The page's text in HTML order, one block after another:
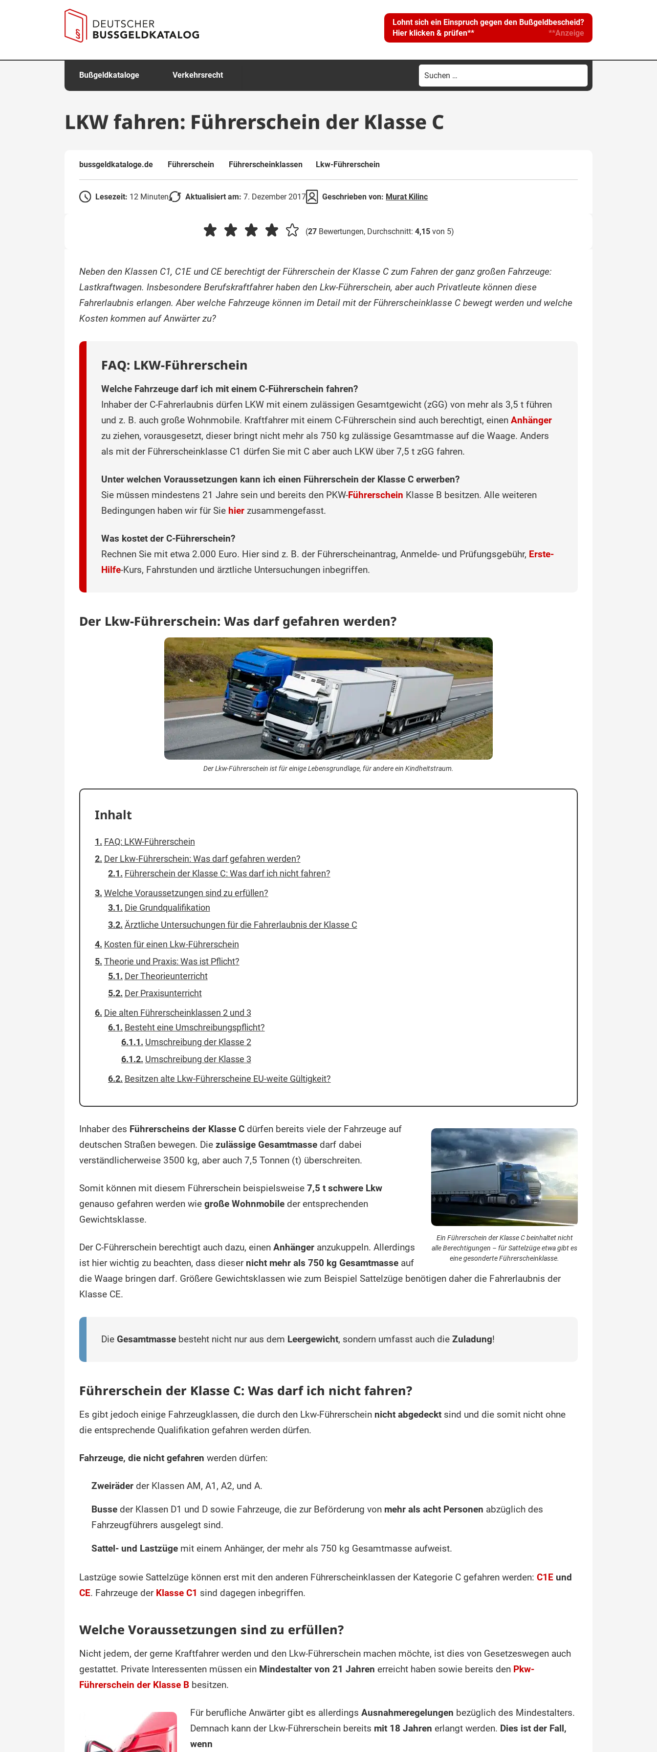
Lohnt sich ein Einspruch gegen den Bußgeldbescheid?
Hier klicken & prüfen**
**Anzeige
Bußgeldkataloge Verkehrsrecht
Suchen
nach:
LKW fahren: Führerschein der Klasse C
bussgeldkataloge.de Führerschein Führerscheinklassen Lkw-Führerschein
Lesezeit: 12 Minuten Aktualisiert am: 7. Dezember 2017 Geschrieben von: Murat Kilinc
(27 Bewertungen, Durchschnitt: 4,15 von 5)
Neben den Klassen C1, C1E und CE berechtigt der Führerschein der Klasse C zum Fahren der ganz großen Fahrzeuge:
Lastkraftwagen. Insbesondere Berufskraftfahrer haben den Lkw-Führerschein, aber auch Privatleute können diese
Fahrerlaubnis erlangen. Aber welche Fahrzeuge können im Detail mit der Führerscheinklasse C bewegt werden und welche
Kosten kommen auf Anwärter zu?
FAQ: LKW-Führerschein
Welche Fahrzeuge darf ich mit einem C-Führerschein fahren?
Inhaber der C-Fahrerlaubnis dürfen LKW mit einem zulässigen Gesamtgewicht (zGG) von mehr als 3,5 t führen
und z. B. auch große Wohnmobile. Kraftfahrer mit einem C-Führerschein sind auch berechtigt, einen Anhänger
zu ziehen, vorausgesetzt, dieser bringt nicht mehr als 750 kg zulässige Gesamtmasse auf die Waage. Anders
als mit der Führerscheinklasse C1 dürfen Sie mit C aber auch LKW über 7,5 t zGG fahren.
Unter welchen Voraussetzungen kann ich einen Führerschein der Klasse C erwerben?
Sie müssen mindestens 21 Jahre sein und bereits den PKW-Führerschein Klasse B besitzen. Alle weiteren
Bedingungen haben wir für Sie hier zusammengefasst.
Was kostet der C-Führerschein?
Rechnen Sie mit etwa 2.000 Euro. Hier sind z. B. der Führerscheinantrag, Anmelde- und Prüfungsgebühr, Erste-
Hilfe-Kurs, Fahrstunden und ärztliche Untersuchungen inbegriffen.
Der Lkw-Führerschein: Was darf gefahren werden?
Der Lkw-Führerschein ist für einige Lebensgrundlage, für andere ein Kindheitstraum.
Inhalt
FAQ: LKW-Führerschein
Der Lkw-Führerschein: Was darf gefahren werden?
Führerschein der Klasse C: Was darf ich nicht fahren?
Welche Voraussetzungen sind zu erfüllen?
Die Grundqualifikation
Ärztliche Untersuchungen für die Fahrerlaubnis der Klasse C
Kosten für einen Lkw-Führerschein
Theorie und Praxis: Was ist Pflicht?
Der Theorieunterricht
Der Praxisunterricht
Die alten Führerscheinklassen 2 und 3
Besteht eine Umschreibungspflicht?
Umschreibung der Klasse 2
Umschreibung der Klasse 3
Besitzen alte Lkw-Führerscheine EU-weite Gültigkeit?
Ein Führerschein der Klasse C beinhaltet nicht
alle Berechtigungen – für Sattelzüge etwa gibt es
eine gesonderte Führerscheinklasse.
Inhaber des Führerscheins der Klasse C dürfen bereits viele der Fahrzeuge auf
deutschen Straßen bewegen. Die zulässige Gesamtmasse darf dabei
verständlicherweise 3500 kg, aber auch 7,5 Tonnen (t) überschreiten.
Somit können mit diesem Führerschein beispielsweise 7,5 t schwere Lkw
genauso gefahren werden wie große Wohnmobile der entsprechenden
Gewichtsklasse.
Der C-Führerschein berechtigt auch dazu, einen Anhänger anzukuppeln. Allerdings
ist hier wichtig zu beachten, dass dieser nicht mehr als 750 kg Gesamtmasse auf
die Waage bringen darf. Größere Gewichtsklassen wie zum Beispiel Sattelzüge benötigen daher die Fahrerlaubnis der
Klasse CE.
Die Gesamtmasse besteht nicht nur aus dem Leergewicht, sondern umfasst auch die Zuladung!
Führerschein der Klasse C: Was darf ich nicht fahren?
Es gibt jedoch einige Fahrzeugklassen, die durch den Lkw-Führerschein nicht abgedeckt sind und die somit nicht ohne
die entsprechende Qualifikation gefahren werden dürfen.
Fahrzeuge, die nicht gefahren werden dürfen:
Zweiräder der Klassen AM, A1, A2, und A.
Busse der Klassen D1 und D sowie Fahrzeuge, die zur Beförderung von mehr als acht Personen abzüglich des
Fahrzeugführers ausgelegt sind.
Sattel- und Lastzüge mit einem Anhänger, der mehr als 750 kg Gesamtmasse aufweist.
Lastzüge sowie Sattelzüge können erst mit den anderen Führerscheinklassen der Kategorie C gefahren werden: C1E und
CE. Fahrzeuge der Klasse C1 sind dagegen inbegriffen.
Welche Voraussetzungen sind zu erfüllen?
Nicht jedem, der gerne Kraftfahrer werden und den Lkw-Führerschein machen möchte, ist dies von Gesetzeswegen auch
gestattet. Private Interessenten müssen ein Mindestalter von 21 Jahren erreicht haben sowie bereits den Pkw-
Führerschein der Klasse B besitzen.
Für berufliche Anwärter gibt es allerdingsAusnahmeregelungen bezüglich des Mindestalters.
Demnach kann der Lkw-Führerschein bereits mit 18 Jahren erlangt werden. Dies ist der Fall,
wenn